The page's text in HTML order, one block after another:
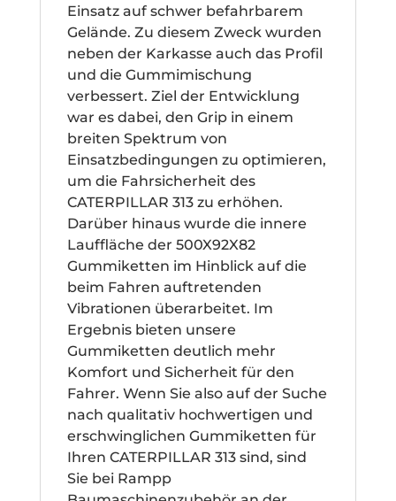
Einsatz auf schwer befahrbarem
Gelände. Zu diesem Zweck wurden
neben der Karkasse auch das Profil
und die Gummimischung
verbessert. Ziel der Entwicklung
war es dabei, den Grip in einem
breiten Spektrum von
Einsatzbedingungen zu optimieren,
um die Fahrsicherheit des
CATERPILLAR 313 zu erhöhen.
Darüber hinaus wurde die innere
Lauffläche der 500X92X82
Gummiketten im Hinblick auf die
beim Fahren auftretenden
Vibrationen überarbeitet. Im
Ergebnis bieten unsere
Gummiketten deutlich mehr
Komfort und Sicherheit für den
Fahrer. Wenn Sie also auf der Suche
nach qualitativ hochwertigen und
erschwinglichen Gummiketten für
Ihren CATERPILLAR 313 sind, sind
Sie bei Rampp